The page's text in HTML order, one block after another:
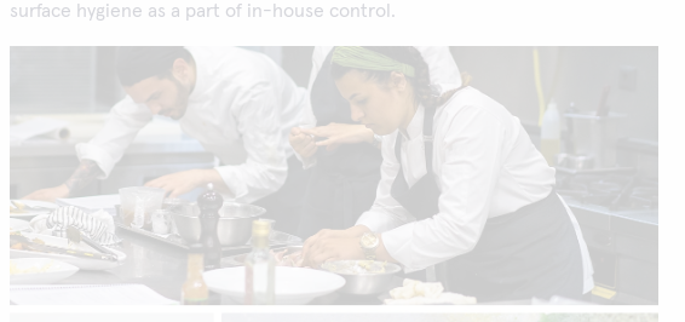
surface hygiene as a part of in-house control.